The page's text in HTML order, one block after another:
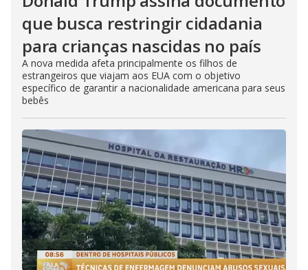
que busca restringir cidadania
para crianças nascidas no país
A nova medida afeta principalmente os filhos de
estrangeiros que viajam aos EUA com o objetivo
específico de garantir a nacionalidade americana para seus
bebês